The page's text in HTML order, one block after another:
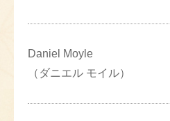
Daniel Moyle
（ダニエル モイル）